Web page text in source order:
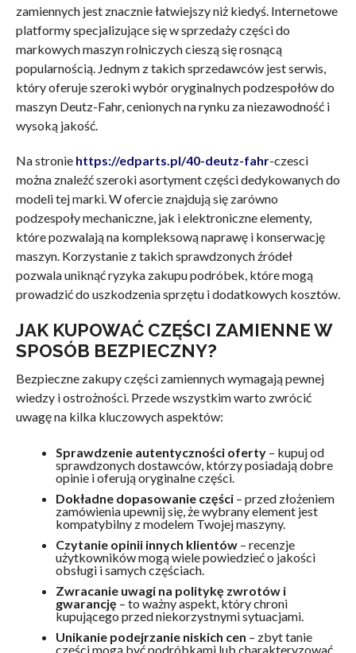
zamiennych jest znacznie łatwiejszy niż kiedyś. Internetowe
platformy specjalizujące się w sprzedaży części do
markowych maszyn rolniczych cieszą się rosnącą
popularnością. Jednym z takich sprzedawców jest serwis,
który oferuje szeroki wybór oryginalnych podzespołów do
maszyn Deutz-Fahr, cenionych na rynku za niezawodność i
wysoką jakość.
Na stronie https://edparts.pl/40-deutz-fahr-czesci
można znaleźć szeroki asortyment części dedykowanych do
modeli tej marki. W ofercie znajdują się zarówno
podzespoły mechaniczne, jak i elektroniczne elementy,
które pozwalają na kompleksową naprawę i konserwację
maszyn. Korzystanie z takich sprawdzonych źródeł
pozwala uniknąć ryzyka zakupu podróbek, które mogą
prowadzić do uszkodzenia sprzętu i dodatkowych kosztów.
JAK KUPOWAĆ CZĘŚCI ZAMIENNE W
SPOSÓB BEZPIECZNY?
Bezpieczne zakupy części zamiennych wymagają pewnej
wiedzy i ostrożności. Przede wszystkim warto zwrócić
uwagę na kilka kluczowych aspektów:
Sprawdzenie autentyczności oferty– kupuj od
sprawdzonych dostawców, którzy posiadają dobre
opinie i oferują oryginalne części.
Dokładne dopasowanie części– przed złożeniem
zamówienia upewnij się, że wybrany element jest
kompatybilny z modelem Twojej maszyny.
Czytanie opinii innych klientów– recenzje
użytkowników mogą wiele powiedzieć o jakości
obsługi i samych częściach.
Zwracanie uwagi na politykę zwrotów i
gwarancję – to ważny aspekt, który chroni
kupującego przed niekorzystnymi sytuacjami.
Unikanie podejrzanie niskich cen – zbyt tanie
części mogą być podróbkami lub charakteryzować